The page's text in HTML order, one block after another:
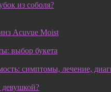
из соболя?
Acuvue Moist
выбор букета
симптомы, лечение,
девушкой?